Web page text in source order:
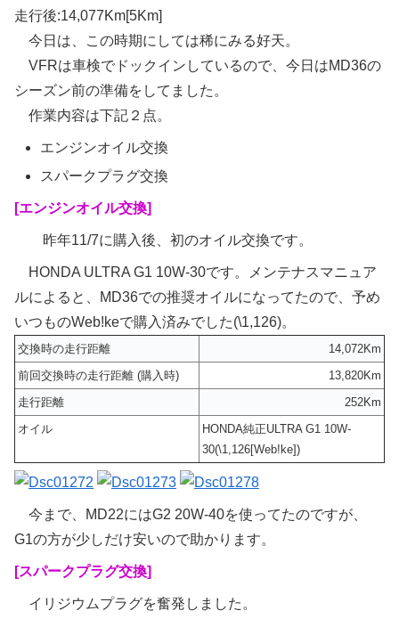
走行後:14,077Km[5Km]
今日は、この時期にしては稀にみる好天。
VFRは車検でドックインしているので、今日はMD36の
シーズン前の準備をしてました。
作業内容は下記２点。
エンジンオイル交換
スパークプラグ交換
[エンジンオイル交換]
昨年11/7に購入後、初のオイル交換です。
HONDA ULTRA G1 10W-30です。メンテナスマニュア
ルによると、MD36での推奨オイルになってたので、予め
いつものWeb!keで購入済みでした(\1,126)。
交換時の走行距離
14,072Km
前回交換時の走行距離 (購入時)
13,820Km
走行距離
252Km
オイル
HONDA純正ULTRA G1 10W-
30(\1,126[Web!ke])
今まで、MD22にはG2 20W-40を使ってたのですが、
G1の方が少しだけ安いので助かります。
[スパークプラグ交換]
イリジウムプラグを奮発しました。